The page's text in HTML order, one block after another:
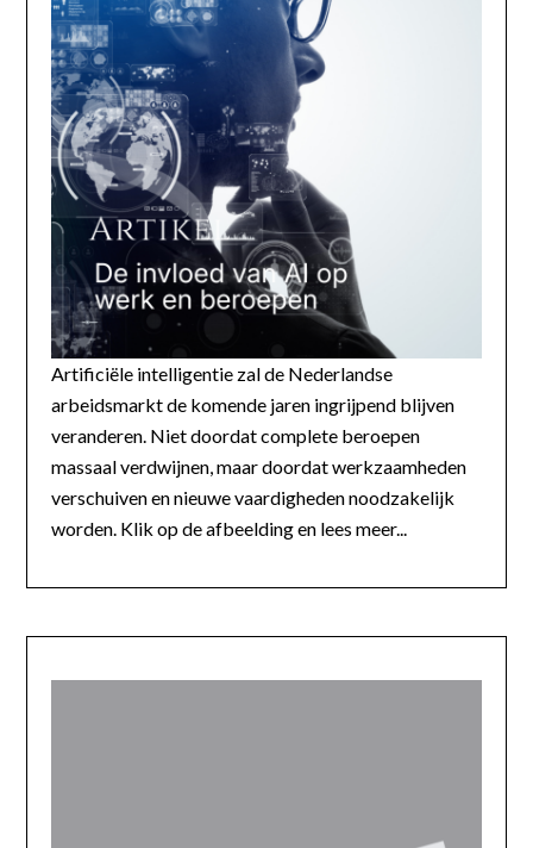
Artificiële intelligentie zal de Nederlandse
arbeidsmarkt de komende jaren ingrijpend blijven
veranderen. Niet doordat complete beroepen
massaal verdwijnen, maar doordat werkzaamheden
verschuiven en nieuwe vaardigheden noodzakelijk
worden. Klik op de afbeelding en lees meer...